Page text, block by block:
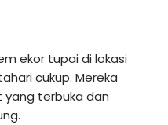
ekor tupai di lokasi
cukup. Mereka
terbuka dan